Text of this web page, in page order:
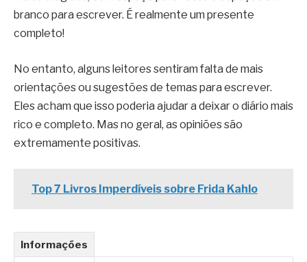
branco para escrever. É realmente um presente
completo!
No entanto, alguns leitores sentiram falta de mais
orientações ou sugestões de temas para escrever.
Eles acham que isso poderia ajudar a deixar o diário mais
rico e completo. Mas no geral, as opiniões são
extremamente positivas.
Top 7 Livros Imperdíveis sobre Frida Kahlo
Informações